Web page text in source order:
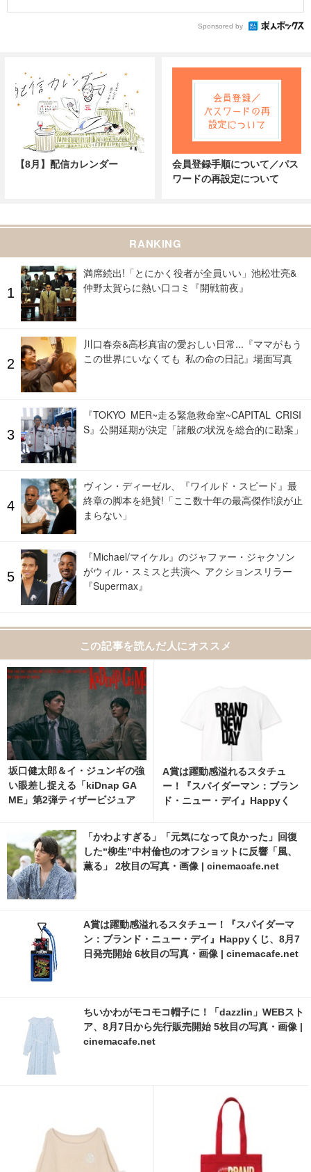
Sponsored by
【8月】配信カレンダー
会員登録手順について／パス
ワードの再設定について
RANKING
満席続出!「とにかく役者が全員いい」池松壮亮&
仲野太賀らに熱い口コミ『開戦前夜』
川口春奈&高杉真宙の愛おしい日常...『ママがもう
この世界にいなくても 私の命の日記』場面写真
『TOKYO MER~走る緊急救命室~CAPITAL CRISI
S』公開延期が決定「諸般の状況を総合的に勘案」
ヴィン・ディーゼル、『ワイルド・スピード』最
終章の脚本を絶賛!「ここ数十年の最高傑作!涙が止
まらない」
『Michael/マイケル』のジャファー・ジャクソン
がウィル・スミスと共演へ アクションスリラー
『Supermax』
この記事を読んだ人にオススメ
坂口健太郎＆イ・ジュンギの強
い眼差し捉える「kiDnap GA
ME」第2弾ティザービジュア
A賞は躍動感溢れるスタチュ
ー！『スパイダーマン：ブラン
ド・ニュー・デイ』Happyく
真・画像 | cinemacafe.net
「かわよすぎる」「元気になって良かった」回復
した“柳生”中村倫也のオフショットに反響「風、
薫る」 2枚目の写真・画像 | cinemacafe.net
A賞は躍動感溢れるスタチュー！『スパイダーマ
ン：ブランド・ニュー・デイ』Happyくじ、8月7
日発売開始 6枚目の写真・画像 | cinemacafe.net
ちいかわがモコモコ帽子に！「dazzlin」WEBスト
ア、8月7日から先行販売開始 5枚目の写真・画像 |
cinemacafe.net